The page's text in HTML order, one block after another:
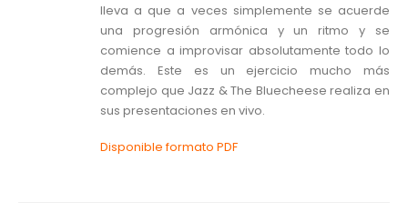
lleva a que a veces simplemente se acuerde
una progresión armónica y un ritmo y se
comience a improvisar absolutamente todo lo
demás. Este es un ejercicio mucho más
complejo que Jazz & The Bluecheese realiza en
sus presentaciones en vivo.
Disponible formato PDF